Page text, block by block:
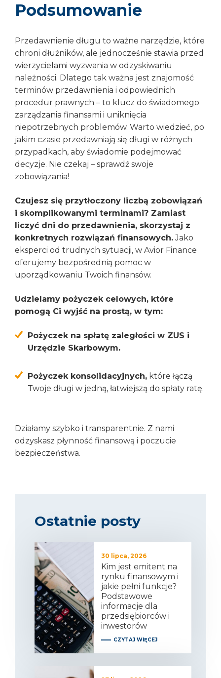
Podsumowanie
Przedawnienie długu to ważne narzędzie, które
chroni dłużników, ale jednocześnie stawia przed
wierzycielami wyzwania w odzyskiwaniu
należności. Dlatego tak ważna jest znajomość
terminów przedawnienia i odpowiednich
procedur prawnych – to klucz do świadomego
zarządzania finansami i uniknięcia
niepotrzebnych problemów. Warto wiedzieć, po
jakim czasie przedawniają się długi w różnych
przypadkach, aby świadomie podejmować
decyzje. Nie czekaj – sprawdź swoje
zobowiązania!
Czujesz się przytłoczony liczbą zobowiązań
i skomplikowanymi terminami? Zamiast
liczyć dni do przedawnienia, skorzystaj z
konkretnych rozwiązań finansowych.Jako
eksperci od trudnych sytuacji, w Avior Finance
oferujemy bezpośrednią pomoc w
uporządkowaniu Twoich finansów.
Udzielamy pożyczek celowych, które
pomogą Ci wyjść na prostą, w tym:
Pożyczek na spłatę zaległości w ZUS i
Urzędzie Skarbowym.
Pożyczek konsolidacyjnych,które łączą
Twoje długi w jedną, łatwiejszą do spłaty ratę.
Działamy szybko i transparentnie. Z nami
odzyskasz płynność finansową i poczucie
bezpieczeństwa.
Ostatnie posty
30 lipca, 2026
Kim jest emitent na
rynku finansowym i
jakie pełni funkcje?
Podstawowe
informacje dla
przedsiębiorców i
inwestorów
CZYTAJ WIĘCEJ